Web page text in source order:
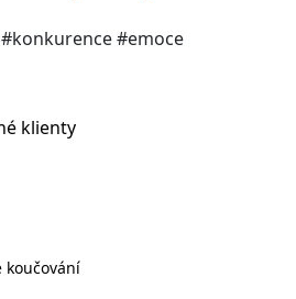
#emoce
klienty
koučování